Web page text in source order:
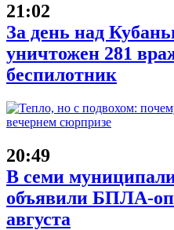
21:02
За день над
уничтожен 281
беспилотник
20:49
В семи
объявили БПЛА-
августа